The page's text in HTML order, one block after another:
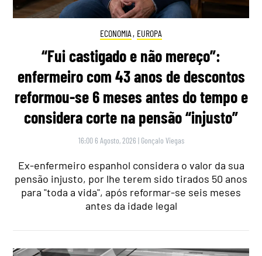
ECONOMIA , EUROPA
“Fui castigado e não mereço”:
enfermeiro com 43 anos de descontos
reformou-se 6 meses antes do tempo e
considera corte na pensão “injusto”
16:00 6 Agosto, 2026 | Gonçalo Viegas
Ex-enfermeiro espanhol considera o valor da sua
pensão injusto, por lhe terem sido tirados 50 anos
para "toda a vida", após reformar-se seis meses
antes da idade legal